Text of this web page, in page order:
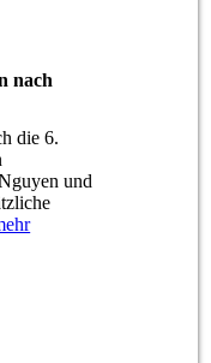
nach
die 6.
und